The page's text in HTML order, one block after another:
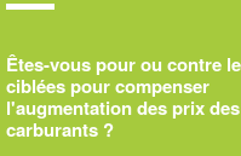
Êtes-vous pour ou contre
ciblées pour compenser
l'augmentation des prix des
carburants ?